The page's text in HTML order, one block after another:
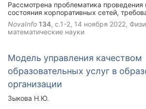
Рассмотрена проблематика проведения
состояния корпоративных сетей,
использованию программных и
также результаты, формируемые в
проанализирована применимость
NovaInfo 134, с.1-2, 14 ноября 2022,
математические науки
Модель управления качеством
образовательных услуг в
организации
Зыкова Н.Ю.